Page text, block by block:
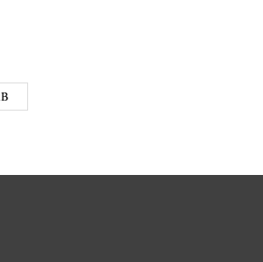
- HEFEWEISSBIER MENGE